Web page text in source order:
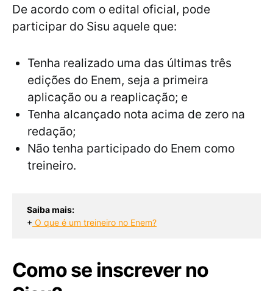
De acordo com o edital oficial, pode
participar do Sisu aquele que:
Tenha realizado uma das últimas três
edições do Enem, seja a primeira
aplicação ou a reaplicação; e
Tenha alcançado nota acima de zero na
redação;
Não tenha participado do Enem como
treineiro.
Saiba mais:
+ O que é um treineiro no Enem?
Como se inscrever no